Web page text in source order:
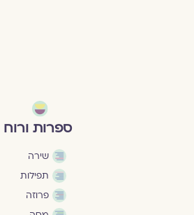
ספרות ורוח
שירה
תפילות
פרוזה